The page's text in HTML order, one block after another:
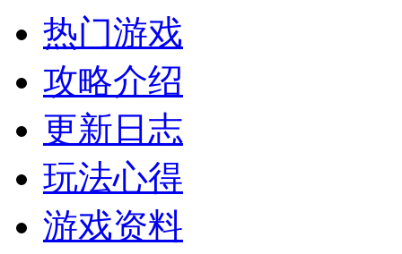
热门游戏
攻略介绍
更新日志
玩法心得
游戏资料